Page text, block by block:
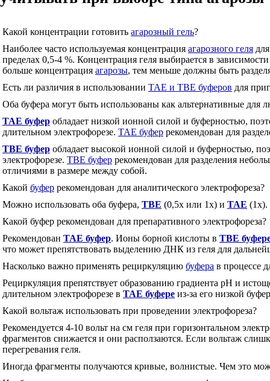
Какой концентрации готовить агарозный гель?
Наиболее часто используемая концентрация агарозного геля
пределах 0,5-4 %. Концентрация геля выбирается в
больше концентрация агарозы, тем меньше должны быть
Есть ли различия в использовании ТАЕ и ТВЕ буферов для
Оба буфера могут быть использованы как альтернативные для
ТАЕ буфер обладает низкой ионной силой и буферностью,
длительном электрофорезе. ТАЕ буфер рекомендован для
ТВЕ буфер обладает высокой ионной силой и буферностью,
электрофорезе. ТВЕ буфер рекомендован для разделения
отличиями в размере между собой.
Какой буфер рекомендован для аналитического электрофореза?
Можно использовать оба буфера, ТВЕ (0,5х или 1х) и ТАЕ (1х).
Какой буфер рекомендован для препаративного электрофореза?
Рекомендован ТАЕ буфер. Ионы борной кислоты в ТВЕ
что может препятствовать выделению ДНК из геля для
Насколько важно применять рециркуляцию буфера в процессе
Рециркуляция препятствует образованию градиента рН и
длительном электрофорезе в ТАЕ буфере из-за его низкой
Какой вольтаж использовать при проведении электрофореза?
Рекомендуется 4-10 вольт на см геля при горизонтальном
фрагментов снижается и они расползаются. Если вольтаж
перегревания геля.
Иногда фрагменты получаются кривые, волнистые. Чем это